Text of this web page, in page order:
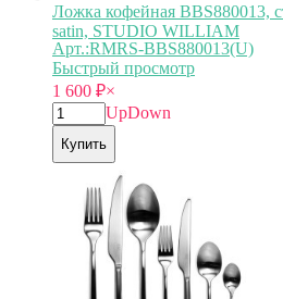
Ложка кофейная BBS880013,
satin, STUDIO WILLIAM
Арт.:RMRS-BBS880013(U)
Быстрый просмотр
1 600 ₽×
UpDown
Купить